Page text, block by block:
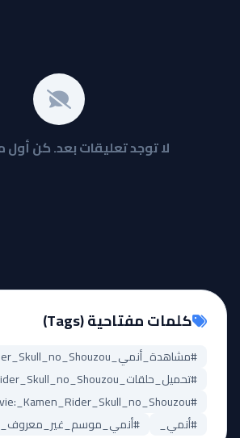
لا توجد تعليقات بعد. كن
كلمات مفتاحية (Tags)
#أنمي_
#أنمي_موسم_غير_معروف_2025